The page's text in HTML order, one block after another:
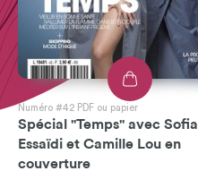
Numéro #42 PDF ou papier
Spécial "Temps" avec Sofia
Essaïdi et Camille Lou en
couverture